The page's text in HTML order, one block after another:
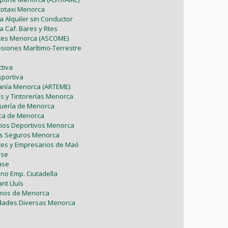
Enero (8)
Febrero (6)
Enero (7)
Marzo (9)
Febrero (4)
Mayo (5)
Abril (6)
Marzo (8)
Febrero (7)
Enero (1)
Mayo (5)
Abril (8)
Marzo (5)
Febrero (1)
Enero (2)
Julio (2)
Junio (8)
Abril (4)
Marzo (9)
Febrero (6)
Enero (2)
Menorca
Alquiler sin Conductor
Caf. Bares y Rtes
Menorca (ASCOME)
Marítimo-Terrestre
Menorca (ARTEME)
y Tintorerías Menorca
de Menorca
de Menorca
Deportivos Menorca
Seguros Menorca
y Empresarios de Maó
Emp. Ciutadella
Lluís
de Menorca
Diversas Menorca